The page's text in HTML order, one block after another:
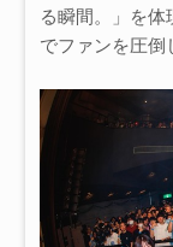
る瞬間。」を
でファンを圧倒